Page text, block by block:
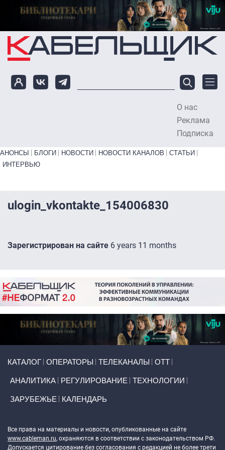
Перейти к основному содержанию
О нас
Реклама
Подписка
Primary links bottom
АНОНСЫ БЛОГИ НОВОСТИ НОВОСТИ КАНАЛОВ
СТАТЬИ
ИНТЕРВЬЮ
ulogin_vkontakte_154006830
Зарегистрирован на сайте 6 years 11 months
КАТАЛОГ ОПЕРАТОРЫ ТЕЛЕКАНАЛЫ ОТТ
АНАЛИТИКА РЕГУЛИРОВАНИЕ ТЕХНОЛОГИИ
ЗАРУБЕЖЬЕ КАЛЕНДАРЬ
Все права на материалы и новости, опубликованные на сайте
www.cableman.ru, охраняются в соответствии с законодательством РФ.
Допускается цитирование без согласования с редакцией не более трети